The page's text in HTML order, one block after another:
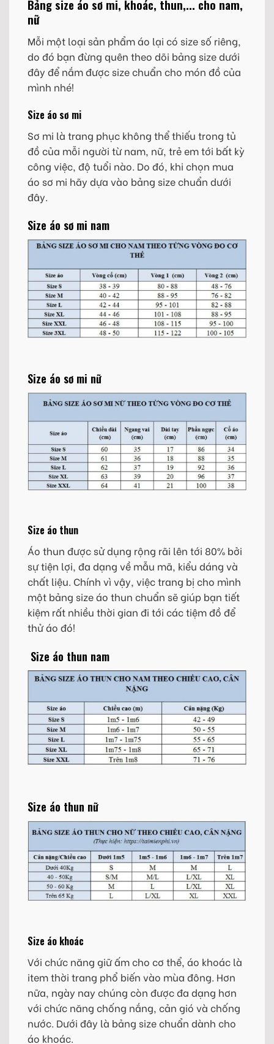
Bảng size áo sơ mi, khoác, thun,... cho nam,
nữ
Mỗi một loại sản phẩm áo lại có size số riêng,
do đó bạn đừng quên theo dõi bảng size dưới
đây để nắm được size chuẩn cho món đồ của
mình nhé!
Size áo sơ mi
Sơ mi là trang phục không thể thiếu trong tủ
đồ của mỗi người từ nam, nữ, trẻ em tới bất kỳ
công việc, độ tuổi nào. Do đó, khi chọn mua
áo sơ mi hãy dựa vào bảng size chuẩn dưới
đây.
Size áo sơ mi nam
Size áo sơ mi nữ
Size áo thun
Áo thun được sử dụng rộng rãi lên tới 80% bởi
sự tiện lợi, đa dạng về mẫu mã, kiểu dáng và
chất liệu. Chính vì vậy, việc trang bị cho mình
một bảng size áo thun chuẩn sẽ giúp bạn tiết
kiệm rất nhiều thời gian đi tới các tiệm đồ để
thử áo đó!
Size áo thun nam
Size áo thun nữ
Size áo khoác
Với chức năng giữ ấm cho cơ thể, áo khoác là
item thời trang phổ biến vào mùa đông. Hơn
nữa, ngày nay chúng còn được đa dạng hơn
với chức năng chống nắng, cản gió và chống
nước. Dưới đây là bảng size chuẩn dành cho
áo khoác.